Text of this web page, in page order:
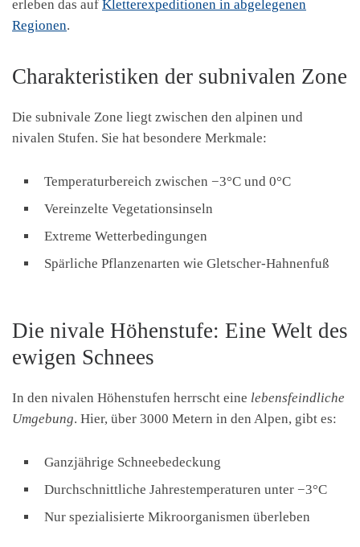
erleben das auf Kletterexpeditionen in abgelegenen
Regionen.
Charakteristiken der subnivalen Zone
Die subnivale Zone liegt zwischen den alpinen und
nivalen Stufen. Sie hat besondere Merkmale:
Temperaturbereich zwischen −3°C und 0°C
Vereinzelte Vegetationsinseln
Extreme Wetterbedingungen
Spärliche Pflanzenarten wie Gletscher-Hahnenfuß
Die nivale Höhenstufe: Eine Welt des
ewigen Schnees
In den nivalen Höhenstufen herrscht eine lebensfeindliche
Umgebung. Hier, über 3000 Metern in den Alpen, gibt es:
Ganzjährige Schneebedeckung
Durchschnittliche Jahrestemperaturen unter −3°C
Nur spezialisierte Mikroorganismen überleben